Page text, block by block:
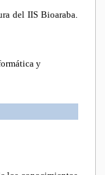
del IIS Bioaraba.
y